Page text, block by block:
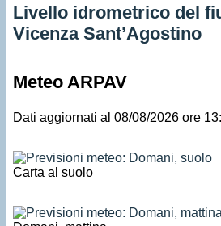
Livello idrometrico del
Vicenza Sant’Agostino
Meteo ARPAV
Dati aggiornati al 08/08/2026 ore
Carta al suolo